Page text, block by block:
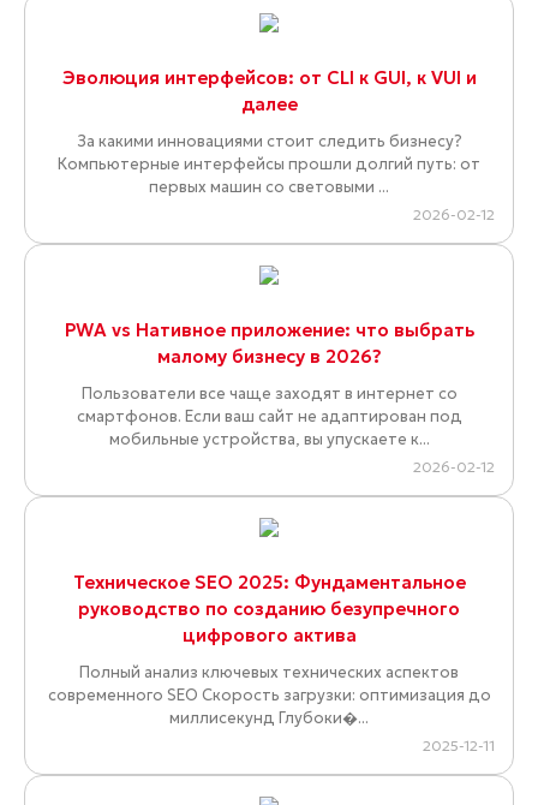
Эволюция интерфейсов: от CLI к GUI, к VUI и
далее
За какими инновациями стоит следить бизнесу?
Компьютерные интерфейсы прошли долгий путь: от
первых машин со световыми ...
2026-02-12
PWA vs Нативное приложение: что выбрать
малому бизнесу в 2026?
Пользователи все чаще заходят в интернет со
смартфонов. Если ваш сайт не адаптирован под
мобильные устройства, вы упускаете к...
2026-02-12
Техническое SEO 2025: Фундаментальное
руководство по созданию безупречного
цифрового актива
Полный анализ ключевых технических аспектов
современного SEO Скорость загрузки: оптимизация до
миллисекунд Глубоки�...
2025-12-11